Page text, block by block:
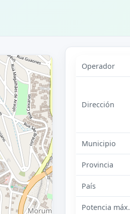
Operador
Dirección
Municipio
Provincia
País
Potencia máx.